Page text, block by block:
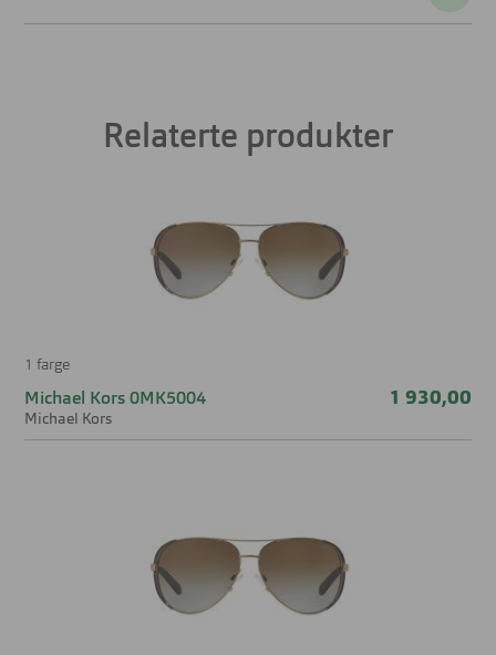
Lengde stang 140 mm
Bredde glass 49 mm
Relaterte produkter
1 farge
Michael Kors 0MK5004
Michael Kors
1 930,00